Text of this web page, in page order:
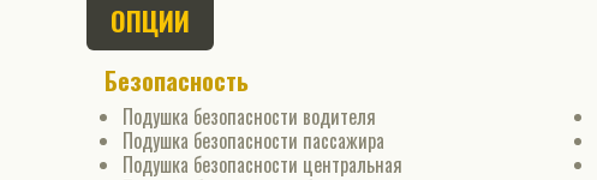
ОПЦИИ
Безопасность
Подушка безопасности водителя
Подушка безопасности пассажира
Подушка безопасности центральная